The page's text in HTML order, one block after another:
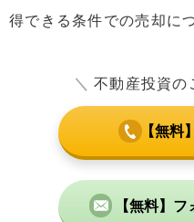
得できる条件での売却に
＼ 不動産投資の
【無料
【無料】